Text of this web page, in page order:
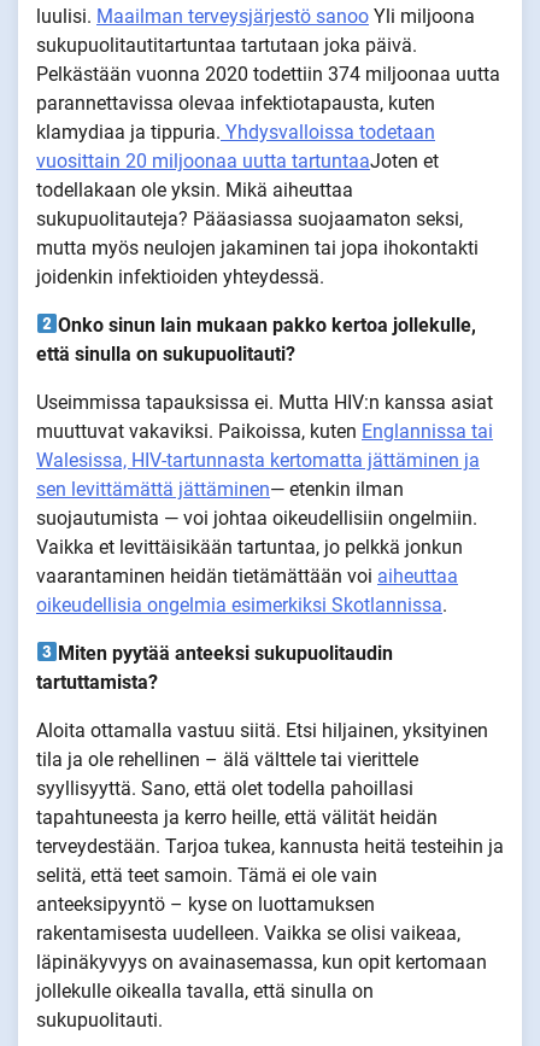
luulisi. Maailman terveysjärjestö sanoo Yli miljoona
sukupuolitautitartuntaa tartutaan joka päivä.
Pelkästään vuonna 2020 todettiin 374 miljoonaa uutta
parannettavissa olevaa infektiotapausta, kuten
klamydiaa ja tippuria. Yhdysvalloissa todetaan
vuosittain 20 miljoonaa uutta tartuntaaJoten et
todellakaan ole yksin. Mikä aiheuttaa
sukupuolitauteja? Pääasiassa suojaamaton seksi,
mutta myös neulojen jakaminen tai jopa ihokontakti
joidenkin infektioiden yhteydessä.
Onko sinun lain mukaan pakko kertoa jollekulle,
että sinulla on sukupuolitauti?
Useimmissa tapauksissa ei. Mutta HIV:n kanssa asiat
muuttuvat vakaviksi. Paikoissa, kuten Englannissa tai
Walesissa, HIV-tartunnasta kertomatta jättäminen ja
sen levittämättä jättäminen— etenkin ilman
suojautumista — voi johtaa oikeudellisiin ongelmiin.
Vaikka et levittäisikään tartuntaa, jo pelkkä jonkun
vaarantaminen heidän tietämättään voi aiheuttaa
oikeudellisia ongelmia esimerkiksi Skotlannissa.
Miten pyytää anteeksi sukupuolitaudin
tartuttamista?
Aloita ottamalla vastuu siitä. Etsi hiljainen, yksityinen
tila ja ole rehellinen – älä välttele tai vierittele
syyllisyyttä. Sano, että olet todella pahoillasi
tapahtuneesta ja kerro heille, että välität heidän
terveydestään. Tarjoa tukea, kannusta heitä testeihin ja
selitä, että teet samoin. Tämä ei ole vain
anteeksipyyntö – kyse on luottamuksen
rakentamisesta uudelleen. Vaikka se olisi vaikeaa,
läpinäkyvyys on avainasemassa, kun opit kertomaan
jollekulle oikealla tavalla, että sinulla on
sukupuolitauti.